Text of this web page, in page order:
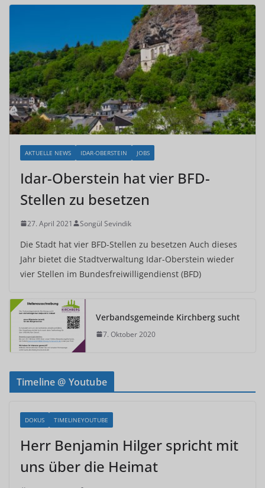
AKTUELLE NEWS IDAR-OBERSTEIN JOBS
Idar-Oberstein hat vier BFD-
Stellen zu besetzen
27. April 2021 Songül Sevindik
Die Stadt hat vier BFD-Stellen zu besetzen Auch dieses
Jahr bietet die Stadtverwaltung Idar-Oberstein wieder
vier Stellen im Bundesfreiwilligendienst (BFD)
Verbandsgemeinde Kirchberg sucht
7. Oktober 2020
Timeline @ Youtube
DOKUS TIMELINEYOUTUBE
Herr Benjamin Hilger spricht mit
uns über die Heimat